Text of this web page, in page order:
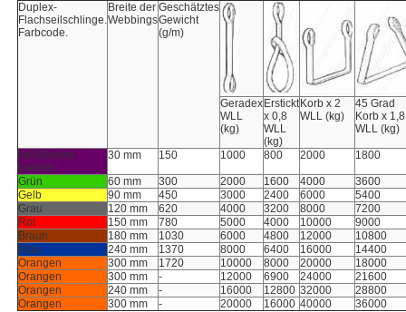
Duplex-
Flachseilschlinge.
Farbcode.
Breite der
Webbings
Geschätztes
Gewicht
(g/m)
Geradex
WLL
(kg)
Erstickt
x 0,8
WLL
(kg)
Korb x 2
WLL (kg)
45 Grad
Korb x 1,8
WLL (kg)
Weißfarben
(violett)
30 mm 150 1000 800 2000 1800
Grün 60 mm 300 2000 1600 4000
3600
Gelb
90 mm 450 3000 2400 6000
5400
Grau
120 mm 620 4000 3200 8000
7200
Rot
150 mm 780 5000 4000 10000
9000
Braun
180 mm 1030 6000 4800 12000
10800
Blau
240 mm 1370 8000 6400 16000
14400
Orangen
300 mm 1720 10000 8000 20000
18000
Orangen
300 mm - 12000 6900 24000
21600
Orangen
240 mm - 16000 12800 32000
28800
Orangen
300 mm - 20000 16000 40000 36000